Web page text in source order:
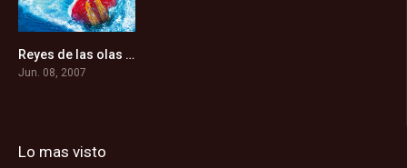
6.7Reyes de las olas (2007)
Jun. 08, 2007
Lo mas visto